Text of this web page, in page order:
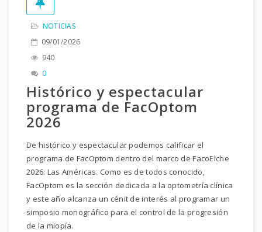
NOTICIAS
09/01/2026
940
0
Histórico y espectacular
programa de FacOptom
2026
De histórico y espectacular podemos calificar el
programa de FacOptom dentro del marco de FacoElche
2026: Las Américas. Como es de todos conocido,
FacOptom es la sección dedicada a la optometría clínica
y este año alcanza un cénit de interés al programar un
simposio monográfico para el control de la progresión
de la miopía.